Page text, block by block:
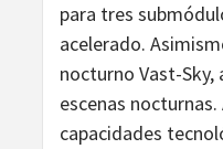
para tres
acelerado.
nocturno Vast-
escenas
capacidades